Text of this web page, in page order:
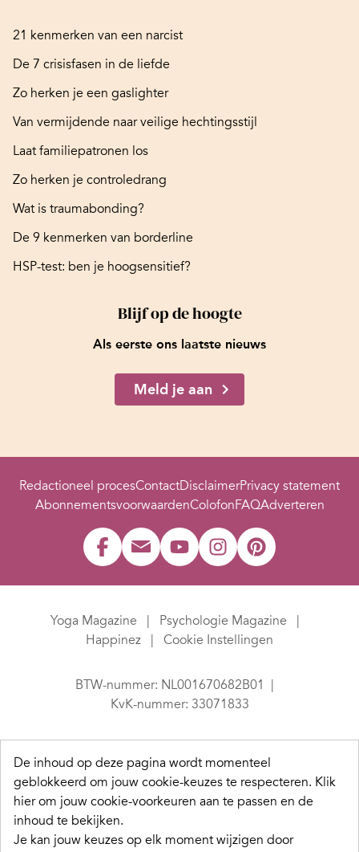
21 kenmerken van een narcist
De 7 crisisfasen in de liefde
Zo herken je een gaslighter
Van vermijdende naar veilige hechtingsstijl
Laat familiepatronen los
Zo herken je controledrang
Wat is traumabonding?
De 9 kenmerken van borderline
HSP-test: ben je hoogsensitief?
Blijf op de hoogte
Als eerste ons laatste nieuws
Meld je aan
Redactioneel procesContactDisclaimerPrivacy statement
AbonnementsvoorwaardenColofonFAQAdverteren
Yoga Magazine
Psychologie Magazine
Happinez
Cookie Instellingen
BTW-nummer: NL001670682B01
KvK-nummer: 33071833
De inhoud op deze pagina wordt momenteel
geblokkeerd om jouw cookie-keuzes te respecteren. Klik
hier om jouw cookie-voorkeuren aan te passen en de
inhoud te bekijken.
Je kan jouw keuzes op elk moment wijzigen door